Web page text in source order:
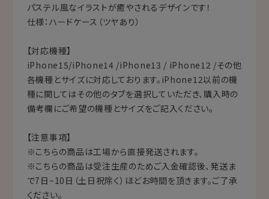
パステル風なイラストが癒やされるデザインです！
仕様：ハードケース（ツヤあり）
【対応機種】
iPhone15/iPhone14 /iPhone13 / iPhone12 /その他
各機種とサイズに対応しております。iPhone12以前の機
種に関してはその他のタブを選択していただき、購入時の
備考欄にご希望の機種とサイズをご記入ください。
【注意事項】
※こちらの商品は工場から直接発送されます。
※こちらの商品は受注生産のためご入金確認後、発送ま
で7日~10日（土日祝除く）ほどお時間を頂きます。ご了承
ください。